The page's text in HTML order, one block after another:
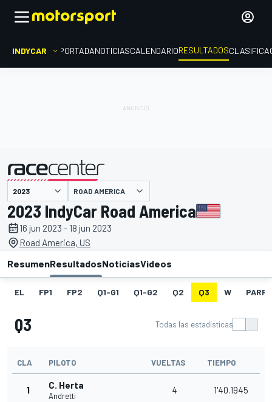
INDYCAR PORTADANOTICIASCALENDARIORESULTADOS
presentado por ROAD AMERICA
2023 IndyCar Road America
16 jun 2023 - 18 jun 2023
Road America, US
ResumenResultadosNoticiasVideos
EL FP1 FP2 Q1-G1 Q1-G2 Q2 Q3 W
Q3 Todas las estadísticas
CLA PILOTO VUELTAS TIEMPO
1 C. Herta
Andretti
4 1'40.1945